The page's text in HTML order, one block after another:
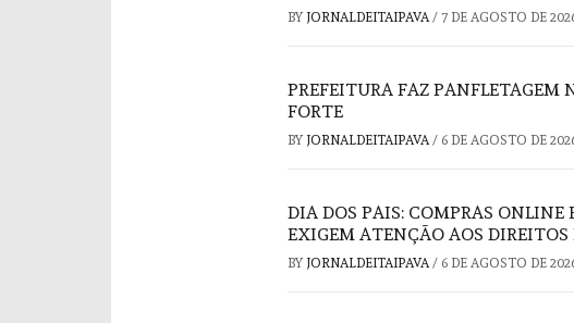
BY JORNALDEITAIPAVA / 7 DE AGOSTO DE
PREFEITURA FAZ PANFLETAGEM
FORTE
BY JORNALDEITAIPAVA / 6 DE AGOSTO DE
DIA DOS PAIS: COMPRAS ONLINE
EXIGEM ATENÇÃO AOS
BY JORNALDEITAIPAVA / 6 DE AGOSTO DE